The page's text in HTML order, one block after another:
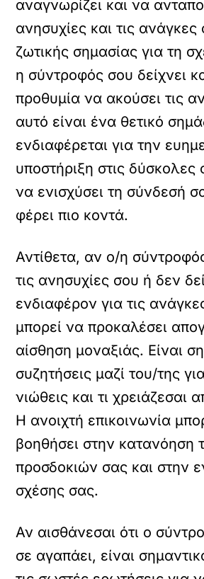
αναγνωρίζει και να
ανησυχίες και τις ανάγκες
ζωτικής σημασίας για τη
η σύντροφός σου δείχνει
προθυμία να ακούσει τις
αυτό είναι ένα θετικό
ενδιαφέρεται για την
υποστήριξη στις δύσκολες
να ενισχύσει τη σύνδεσή
φέρει πιο κοντά.
Αντίθετα, αν ο/η
τις ανησυχίες σου ή δεν
ενδιαφέρον για τις
μπορεί να προκαλέσει
αίσθηση μοναξιάς. Είναι
συζητήσεις μαζί του/της
νιώθεις και τι χρειάζεσαι
Η ανοιχτή επικοινωνία
βοηθήσει στην κατανόηση
προσδοκιών σας και στην
σχέσης σας.
Αν αισθάνεσαι ότι ο
σε αγαπάει, είναι